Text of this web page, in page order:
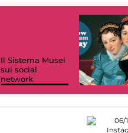
Il Sistema Musei
sui social
network